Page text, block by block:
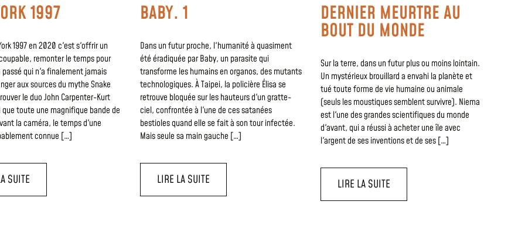
1997
1997 en 2020 c'est s'offrir un
remonter le temps pour
qui n'a finalement jamais
aux sources du mythe Snake
le duo John Carpenter-Kurt
que toute une magnifique bande de
la caméra, le temps d'une
connue […]
SUITE
BABY. 1
Dans un futur proche, l'humanité à quasiment
été éradiquée par Baby, un parasite qui
transforme les humains en organos, des mutants
technologiques. À Taipei, la policière Élisa se
retrouve bloquée sur les hauteurs d'un gratte-
ciel, confrontée à l'une de ces satanées
bestioles quand elle se fait à son tour infectée.
Mais seule sa main gauche […]
LIRE LA SUITE
DERNIER MEURTRE AU
BOUT DU MONDE
Sur la terre, dans un futur plus ou moins lointain.
Un mystérieux brouillard a envahi la planète et
tué toute forme de vie humaine ou animale
(seuls les moustiques semblent survivre). Niema
est l'une des grandes scientifiques du monde
d'avant, qui a réussi à acheter une île avec
l'argent de ses inventions et de ses […]
LIRE LA SUITE